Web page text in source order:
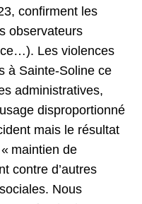
confirment les
observateurs
Les violences
à Sainte-Soline ce
administratives,
disproportionné
mais le résultat
maintien de
contre d’autres
Nous